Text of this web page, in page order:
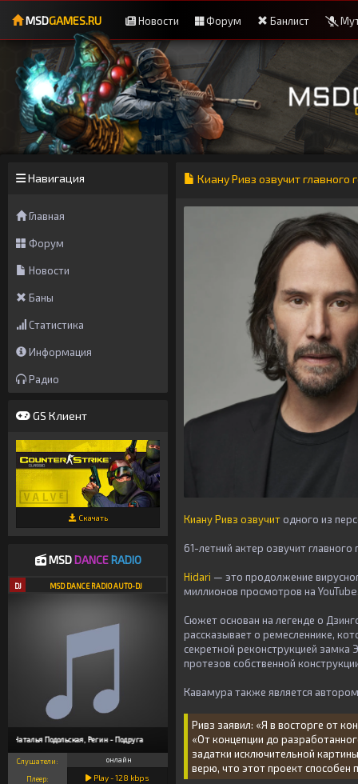
MSDGAMES.RU Новости Форум Банлист
Навигация
Главная
Форум
Новости
Баны
Статистика
Информация
Радио
GS Клиент
Скачать
MSDDANCE RADIO
DJ MSD DANCE RADIO AUTO-DJ
Наталья Подольская, Регин - Подруга
Слушатели: онлайн
Плеер: Play -128 kbps
Киану Ривз озвучит
Киану Ривз озвучитодного из
61-летний актер озвучит
Hidari — это продолжение
миллионов просмотров на
Сюжет основан на легенде о
рассказывает о ремесленнике,
секретной реконструкцией замка
протезов собственной
Кавамура также является
Ривз заявил: «Я в восторге от
«От концепции до
задатки исключительной
верю, что этот проект способен